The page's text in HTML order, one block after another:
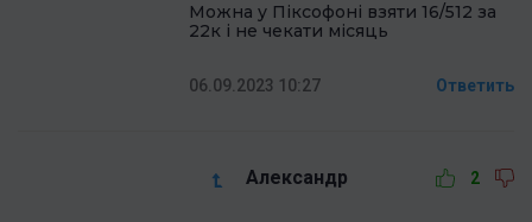
Можна у Піксофоні взяти 16/512 за
22к і не чекати місяць
06.09.2023 10:27 Ответить
Александр 2